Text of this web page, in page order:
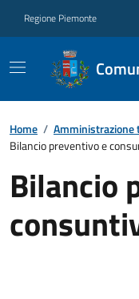
Regione Piemonte
Home / Amministrazione
Bilancio preventivo e
Bilancio